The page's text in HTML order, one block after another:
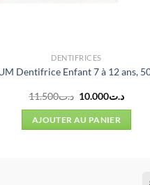
DENTIFRICES
Dentifrice Enfant 7 à 12 ans,
د.ت11.500
Le
initial
était :
د.ت10.000
Le
AJOUTER AU PANIER